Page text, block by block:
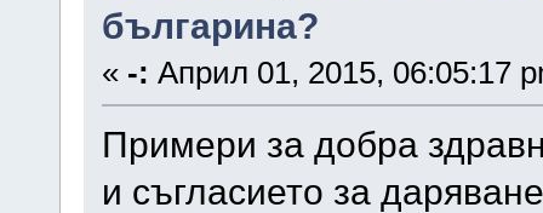
българина?
« -: Април 01, 2015, 06:05:17
Примери за добра
и съгласието за